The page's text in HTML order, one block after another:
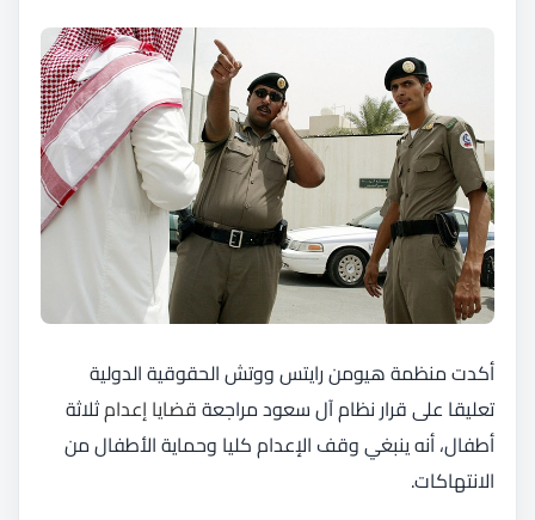
أكدت منظمة هيومن رايتس ووتش الحقوقية الدولية
تعليقا على قرار نظام آل سعود مراجعةقضايا إعدامثلاثة
أطفال، أنه ينبغي وقف الإعدام كليا وحماية الأطفال من
الانتهاكات.